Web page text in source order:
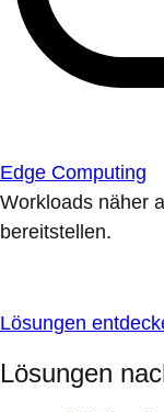
Edge Computing
Workloads näher
bereitstellen.
Lösungen
Lösungen